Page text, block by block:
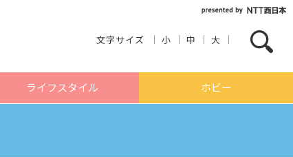
文字サイズ 小 中 大
ライフスタイル ホビー